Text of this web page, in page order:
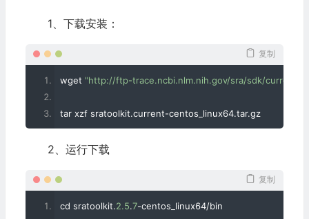
1、下载安装：
复制
wget "http://ftp-trace.ncbi.nlm.nih.gov/sra/sdk/current/
tar xzf sratoolkit.current-centos_linux64.tar.gz
2、运行下载
复制
cd sratoolkit.2.5.7-centos_linux64/bin